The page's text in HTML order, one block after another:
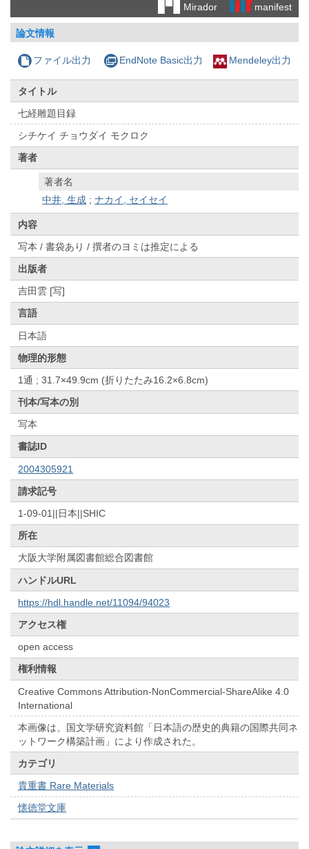
Mirador manifest
論文情報
ファイル出力 EndNote Basic出力 Mendeley出力
タイトル
七経雕題目録
シチケイ チョウダイ モクロク
著者
著者名
中井, 生成 ;ナカイ, セイセイ
内容
写本 / 書袋あり / 撰者のヨミは推定による
出版者
吉田雲 [写]
言語
日本語
物理的形態
1通 ; 31.7×49.9cm (折りたたみ16.2×6.8cm)
刊本/写本の別
写本
書誌ID
2004305921
請求記号
1-09-01||日本||SHIC
所在
大阪大学附属図書館総合図書館
ハンドルURL
https://hdl.handle.net/11094/94023
アクセス権
open access
権利情報
Creative Commons Attribution-NonCommercial-ShareAlike 4.0
International
本画像は、国文学研究資料館「日本語の歴史的典籍の国際共同ネ
ットワーク構築計画」により作成された。
カテゴリ
貴重書 Rare Materials
懐徳堂文庫